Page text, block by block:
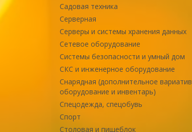
Садовая техника
Серверная
Серверы и системы хранения данных
Сетевое оборудование
Системы безопасности и умный дом
СКС и инженерное оборудование
Снарядная (дополнительное
оборудование и инвентарь)
Спецодежда, спецобувь
Спорт
Столовая и пищеблок